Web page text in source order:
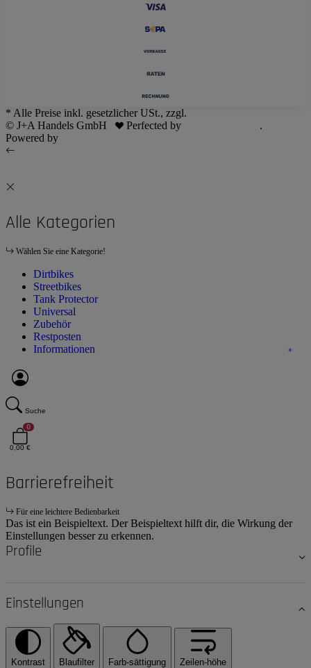
* Alle Preise inkl. gesetzlicher USt., zzgl.
© J+A Handels GmbH
Perfected by
.
Powered by
Alle Kategorien
Wählen Sie eine Kategorie!
Dirtbikes
Streetbikes
Tank Protector
Universal
Zubehör
Restposten
Informationen
Suche
0
0,00 €
Barrierefreiheit
Für eine leichtere Bedienbarkeit
Das ist ein Beispieltext. Der Beispieltext hilft dir, die Wirkung der
Einstellungen besser zu erkennen.
Profile
Einstellungen
Kontrast Blaufilter Farb-sättigung Zeilen-höhe